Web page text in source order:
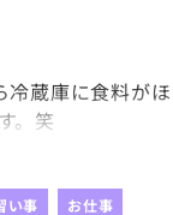
蔵庫に食料がほ
。笑
い事 お仕事